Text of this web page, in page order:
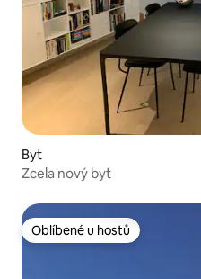
Byt
Zcela nový byt
Oblíbené u hostů
Oblíbené u hostů